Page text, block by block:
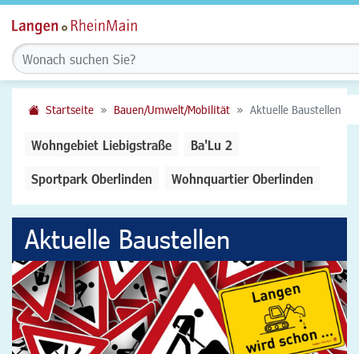
Startseite Bauen/Umwelt/Mobilität Aktuelle Baustellen
Wohngebiet Liebigstraße Ba'Lu 2
Sportpark Oberlinden Wohnquartier Oberlinden
Aktuelle Baustellen